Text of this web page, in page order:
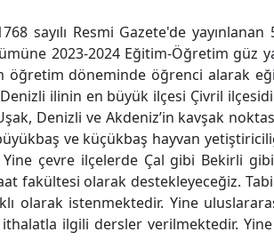
sayılı Resmi Gazete'de yayınlanan
2023-2024 Eğitim-Öğretim güz
öğretim döneminde öğrenci alarak
ilinin en büyük ilçesi Çivril
Denizli ve Akdeniz’in kavşak
ve küçükbaş hayvan
Yine çevre ilçelerde Çal gibi Bekirli
fakültesi olarak destekleyeceğiz.
olarak istenmektedir. Yine
ilgili dersler verilmektedir.